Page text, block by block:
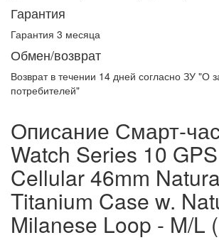
Гарантия
Гарантия 3 месяца
Обмен/возврат
Возврат в течении 14 дней согласно ЗУ "О
потребителей"
Описание Смарт-
Watch Series 10
Cellular 46mm
Titanium Case w.
Milanese Loop - M/L